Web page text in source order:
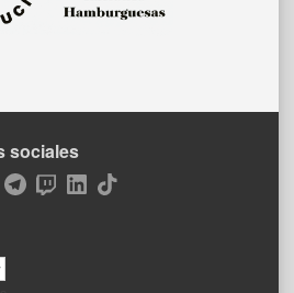
sociales
TelegramTwitchLinkedIn
TikTok